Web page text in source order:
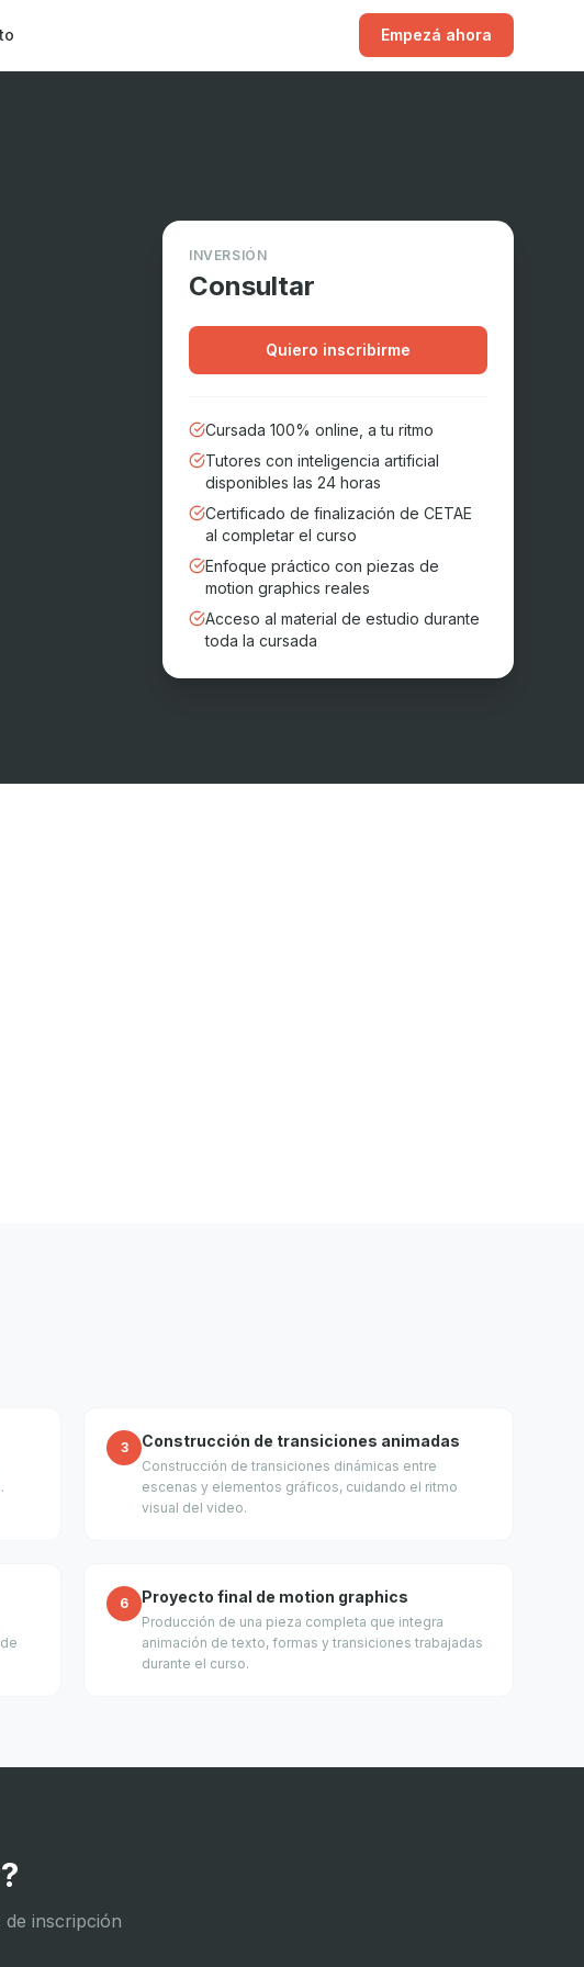
Empezá ahora
INVERSIÓN
Consultar
Quiero inscribirme
Cursada 100% online, a tu ritmo
Tutores con inteligencia artificial
disponibles las 24 horas
Certificado de finalización de CETAE
al completar el curso
Enfoque práctico con piezas de
motion graphics reales
Acceso al material de estudio durante
toda la cursada
3 Construcción de transiciones animadas
Construcción de transiciones dinámicas entre
escenas y elementos gráficos, cuidando el ritmo
visual del video.
6 Proyecto final de motion graphics
Producción de una pieza completa que integra
animación de texto, formas y transiciones trabajadas
durante el curso.
inscripción